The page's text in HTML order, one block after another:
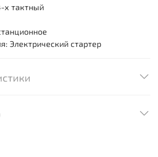
х тактный
Электрический стартер